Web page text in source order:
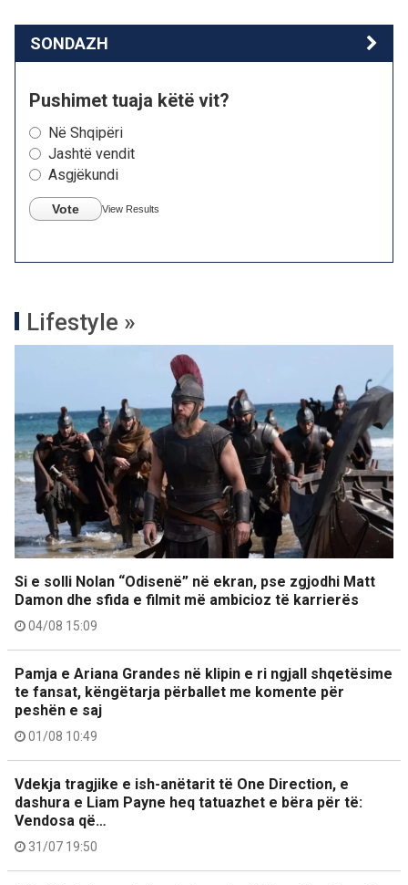
SONDAZH
Pushimet tuaja këtë vit?
Në Shqipëri
Jashtë vendit
Asgjëkundi
Vote View Results
Lifestyle »
Si e solli Nolan “Odisenë” në ekran, pse zgjodhi Matt
Damon dhe sfida e filmit më ambicioz të karrierës
04/08 15:09
Pamja e Ariana Grandes në klipin e ri ngjall shqetësime
te fansat, këngëtarja përballet me komente për
peshën e saj
01/08 10:49
Vdekja tragjike e ish-anëtarit të One Direction, e
dashura e Liam Payne heq tatuazhet e bëra për të:
Vendosa që…
31/07 19:50